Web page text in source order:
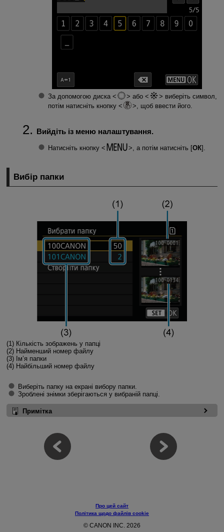
За допомогою диска або
виберіть символ,
потім натисніть кнопку
, щоб ввести його.
Вийдіть із меню налаштування.
Натисніть кнопку , а потім натисніть [ОК].
Вибір папки
(1) Кількість зображень у папці
(2) Найменший номер файлу
(3) Ім’я папки
(4) Найбільший номер файлу
Виберіть папку на екрані вибору папки.
Зроблені знімки зберігаються у вибраній папці.
Примітка
Про цей сайт
Політика щодо файлів cookie
© CANON INC. 2026